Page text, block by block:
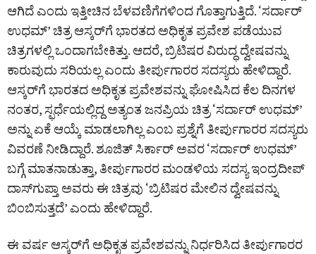
ಆಗಿದೆ ಎಂದು ಇತ್ತೀಚಿನ ಬೆಳವಣಿಗೆಗಳಿಂದ ಗೊತ್ತಾಗುತ್ತಿದೆ. ‘ಸರ್ದಾರ್
ಉಧಮ್’ ಚಿತ್ರ ಆಸ್ಕರ್‌ಗೆ ಭಾರತದ ಅಧಿಕೃತ ಪ್ರವೇಶ ಪಡೆಯುವ
ಚಿತ್ರಗಳಲ್ಲಿ ಒಂದಾಗಬೇಕಿತ್ತು. ಆದರೆ, ಬ್ರಿಟಿಷರ ವಿರುದ್ಧ ದ್ವೇಷವನ್ನು
ಕಾರುವುದು ಸರಿಯಲ್ಲ ಎಂದು ತೀರ್ಪುಗಾರರ ಸದಸ್ಯರು ಹೇಳಿದ್ದಾರೆ.
ಆಸ್ಕರ್‌ಗೆ ಭಾರತದ ಅಧಿಕೃತ ಪ್ರವೇಶವನ್ನು ಘೋಷಿಸಿದ ಕೆಲ ದಿನಗಳ
ನಂತರ, ಸ್ಫರ್ಧೆಯಲ್ಲಿದ್ದ ಅತ್ಯಂತ ಜನಪ್ರಿಯ ಚಿತ್ರ ‘ಸರ್ದಾರ್ ಉಧಮ್’
ಅನ್ನು ಏಕೆ ಆಯ್ಕೆ ಮಾಡಲಾಗಿಲ್ಲ ಎಂಬ ಪ್ರಶ್ನೆಗೆ ತೀರ್ಪುಗಾರರ ಸದಸ್ಯರು
ವಿವರಣೆ ನೀಡಿದ್ದಾರೆ. ಶೂಜಿತ್ ಸಿರ್ಕಾರ್ ಅವರ ‘ಸರ್ದಾರ್ ಉಧಮ್’
ಬಗ್ಗೆ ಮಾತನಾಡುತ್ತಾ, ತೀರ್ಪುಗಾರರ ಮಂಡಳಿಯ ಸದಸ್ಯ ಇಂದ್ರದೀಪ್
ದಾಸ್‌ಗುಪ್ತಾ ಅವರು ಈ ಚಿತ್ರವು ‘ಬ್ರಿಟಿಷರ ಮೇಲಿನ ದ್ವೇಷವನ್ನು
ಬಿಂಬಿಸುತ್ತದೆ’ ಎಂದು ಹೇಳಿದ್ದಾರೆ.
ಈ ವರ್ಷ ಆಸ್ಕರ್‌ಗೆ ಅಧಿಕೃತ ಪ್ರವೇಶವನ್ನು ನಿರ್ಧರಿಸಿದ ತೀರ್ಪುಗಾರರ